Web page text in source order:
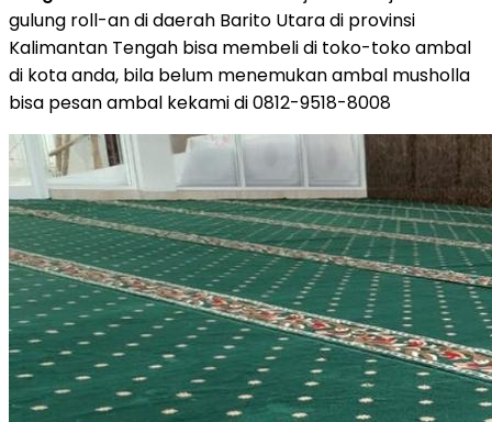
gulung roll-an di daerah Barito Utara di provinsi
Kalimantan Tengah bisa membeli di toko-toko ambal
di kota anda, bila belum menemukan ambal musholla
bisa pesan ambal kekami di 0812-9518-8008